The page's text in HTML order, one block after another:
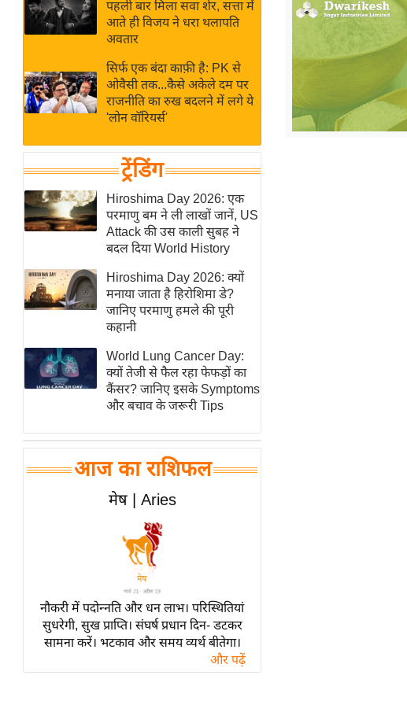
Hindi
News
Hindi
Videos
खेल
IPL
2026
ई-पेपर
मिसाल बेमिसाल
शख्सियत
यंग इंडिया
साहित्य जगत
ऑटो वर्ल्ड
न्यूज ब्रीफ
मनोरंजन जगत
हॉलीवुड
फिल्म समीक्षा
Breaking
News
लाइफस्टाइल
ब्यूटी/फैशन
पर्यटन स्थल
फिटनेस मंत्रा
रिलेशनशिप
राजनीति
समसामयिक
पहली बार मिला सवा शेर, सत्ता में
आते ही विजय ने धरा थलापति
अवतार
सिर्फ एक बंदा काफ़ी है: PK से
ओवैसी तक...कैसे अकेले दम पर
राजनीति का रुख बदलने में लगे ये
'लोन वॉरियर्स'
ट्रेंडिंग
Hiroshima Day 2026: एक
परमाणु बम ने ली लाखों जानें, US
Attack की उस काली सुबह ने
बदल दिया World History
Hiroshima Day 2026: क्यों
मनाया जाता है हिरोशिमा डे?
जानिए परमाणु हमले की पूरी
कहानी
World Lung Cancer Day:
क्यों तेजी से फैल रहा फेफड़ों का
कैंसर? जानिए इसके Symptoms
और बचाव के जरूरी Tips
आज का राशिफल
मेष | Aries
नौकरी में पदोन्नति और धन लाभ। परिस्थितियां
सुधरेगी, सुख प्राप्ति। संघर्ष प्रधान दिन- डटकर
सामना करें। भटकाव और समय व्यर्थ बीतेगा।
और पढ़ें